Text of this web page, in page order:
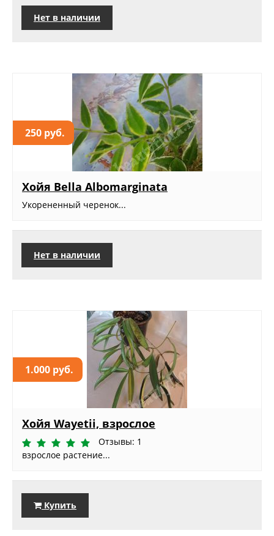
Нет в наличии
250 руб.
Хойя Bella Albomarginata
Укорененный черенок...
Нет в наличии
1.000 руб.
Хойя Wayetii, взрослое
Отзывы: 1
взрослое растение...
Купить